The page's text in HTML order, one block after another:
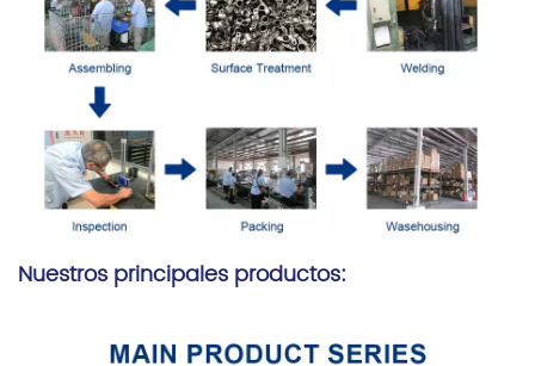
Nuestros principales productos: